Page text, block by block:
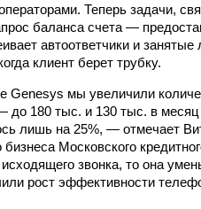
Теперь задачи,
баланса счета —
автоответчики и
клиент берет трубку.
Genesys мы увеличили
до 180 тыс. и 130 тыс. в
лишь на 25%, — отмечает
бизнеса Московского
звонка, то она
рост эффективности